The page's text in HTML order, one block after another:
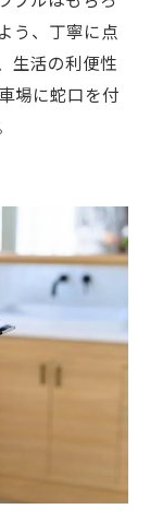
う、丁寧に点
生活の利便性
場に蛇口を付